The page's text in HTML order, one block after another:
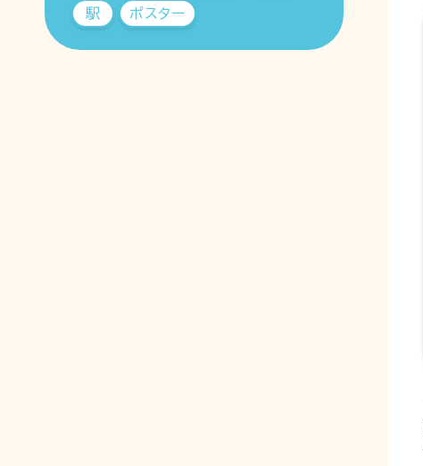
駅 ポスター